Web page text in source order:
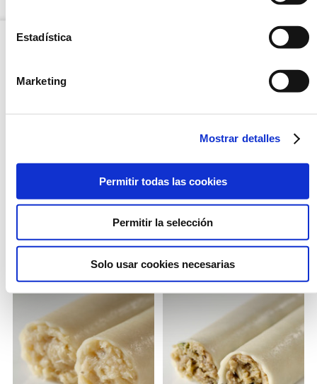
Estadística
Marketing
Mostrar detalles
Permitir todas las cookies
Permitir la selección
Solo usar cookies necesarias
SIN BECHAMEL
ESPINACAS SIN
BECHAMEL